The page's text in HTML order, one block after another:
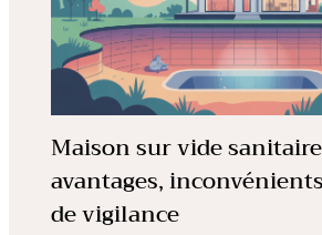
Maison sur vide
avantages,
de vigilance